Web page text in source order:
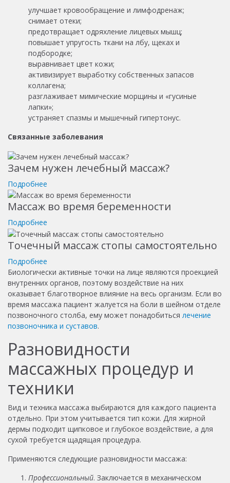
улучшает кровообращение и лимфодренаж;
снимает отеки;
предотвращает одряхление лицевых мышц;
повышает упругость ткани на лбу, щеках и
подбородке;
выравнивает цвет кожи;
активизирует выработку собственных запасов
коллагена;
разглаживает мимические морщины и «гусиные
лапки»;
устраняет спазмы и мышечный гипертонус.
Связанные заболевания
Зачем нужен лечебный массаж?
Подробнее
Массаж во время беременности
Подробнее
Точечный массаж стопы самостоятельно
Подробнее
Биологически активные точки на лице являются проекцией
внутренних органов, поэтому воздействие на них
оказывает благотворное влияние на весь организм. Если во
время массажа пациент жалуется на боли в шейном отделе
позвоночного столба, ему может понадобиться лечение
позвоночника и суставов.
Разновидности
массажных процедур и
техники
Вид и техника массажа выбираются для каждого пациента
отдельно. При этом учитывается тип кожи. Для жирной
дермы подходит щипковое и глубокое воздействие, а для
сухой требуется щадящая процедура.
Применяются следующие разновидности массажа:
Профессиональный. Заключается в механическом